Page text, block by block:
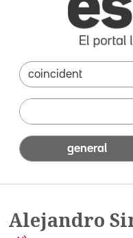
general
Alejandro